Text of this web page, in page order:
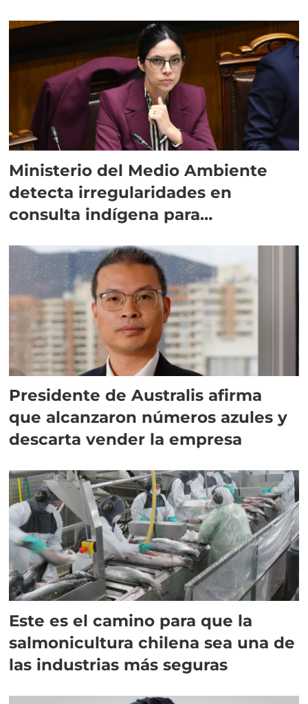
Ministerio del Medio Ambiente
detecta irregularidades en
consulta indígena para
Presidente de Australis afirma
que alcanzaron números azules y
descarta vender la empresa
Este es el camino para que la
salmonicultura chilena sea una de
las industrias más seguras